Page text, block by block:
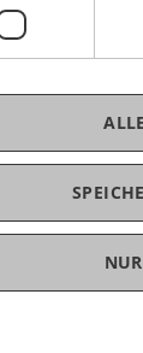
an der